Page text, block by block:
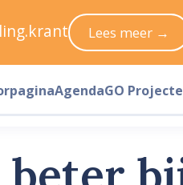
Lees meer →
AgendaGO